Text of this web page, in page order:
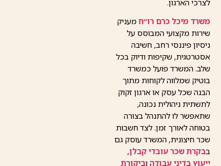
לצרכי הארגון.
משרד מיכל כרם רו״חמעניק
שירות מקצועי המבוסס על
ניסיון פיננסי רחב, חשיבה
אסטרטגית, שקיפות ודיוק בכל
שלב. המשרד פועל כמשרד
בוטיק שמלווה לקוחות מתוך
הבנה שכל עסק או ארגון זקוק
לתשתית ניהולית נכונה,
שתאפשר לו להתנהל בצורה
בטוחה לאורך זמן. לצד חשבות
שכר חיצונית, המשרד עוסק גם
בבקרת שכר עובדי קבלן,
ייעוץ בדיני עבודהוביקורת